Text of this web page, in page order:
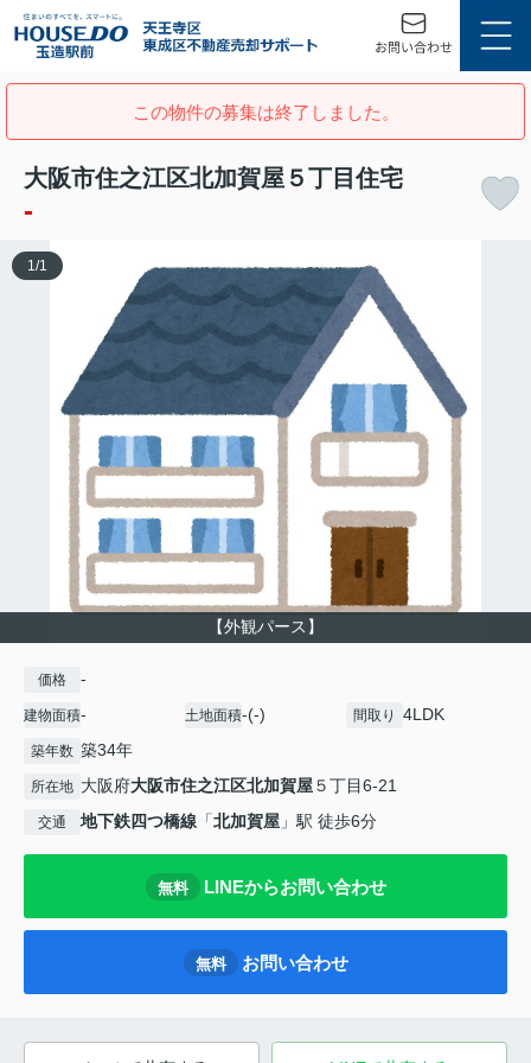
この物件の募集は終了しました。
大阪市住之江区北加賀屋５丁目住宅
-
【外観パース】
1 /1
価格 -
建物面積- 土地面積-(-) 間取り 4LDK
築年数 築34年
所在地 大阪府大阪市住之江区北加賀屋５丁目6-21
交通 地下鉄四つ橋線 「北加賀屋 」駅 徒歩6分
無料 LINEからお問い合わせ
無料 お問い合わせ